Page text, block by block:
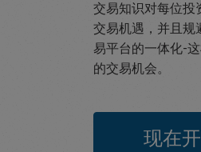
交易知识对每位投
交易机遇，并且规
易平台的一体化-
的交易机会。
现在